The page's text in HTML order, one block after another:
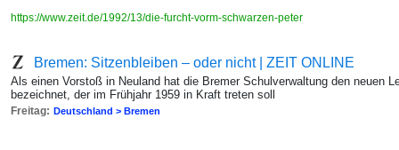
https://www.zeit.de/1992/13/die-furcht-vorm-schwarzen-peter
Bremen: Sitzenbleiben – oder nicht | ZEIT ONLINE
Als einen Vorstoß in Neuland hat die Bremer Schulverwaltung den neuen
bezeichnet, der im Frühjahr 1959 in Kraft treten soll
Freitag: Deutschland > Bremen